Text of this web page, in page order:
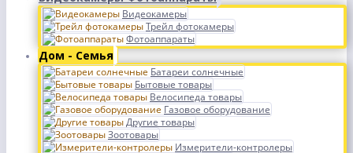
Видеокамеры
Трейл фотокамеры
Фотоаппараты
Дом - Семья
Батареи солнечные
Бытовые товары
Велосипеда товары
Газовое оборудование
Другие товары
Зоотовары
Измерители-контролеры